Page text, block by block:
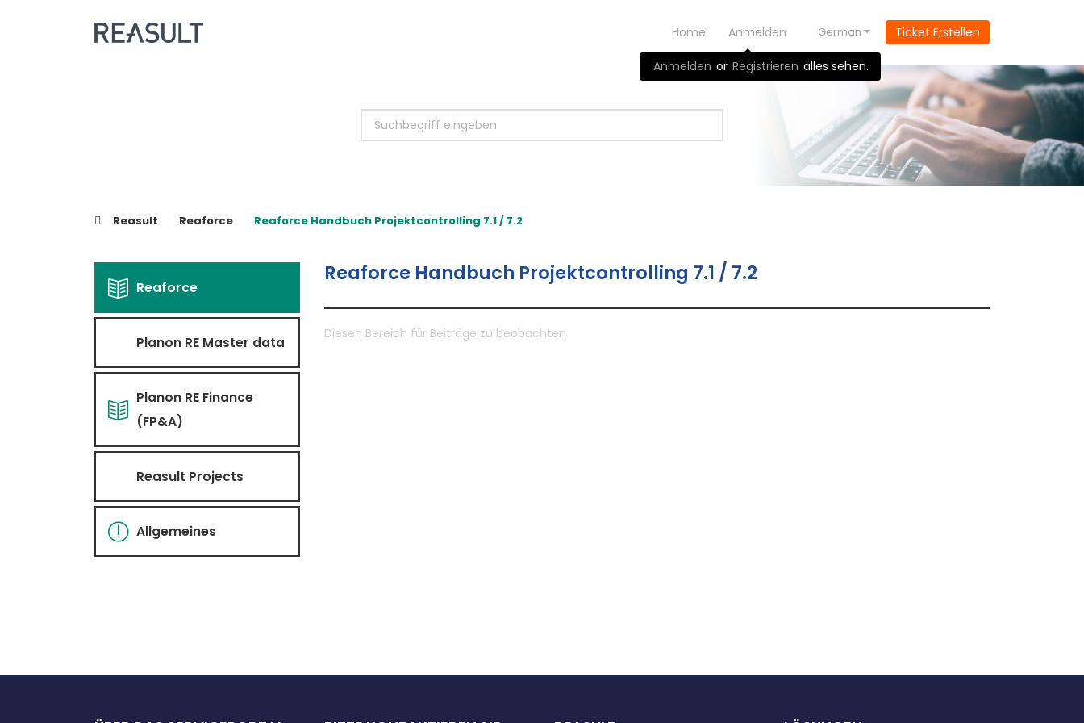
Home German
Anmelden
Anmelden or Registrieren alles sehen.
Ticket Erstellen
Reasult Reaforce Reaforce Handbuch Projektcontrolling 7.1 / 7.2
Reaforce
Planon RE Master data
Planon RE Finance
(FP&A)
Reasult Projects
Allgemeines
Reaforce Handbuch Projektcontrolling 7.1 / 7.2
Diesen Bereich für Beiträge zu beobachten